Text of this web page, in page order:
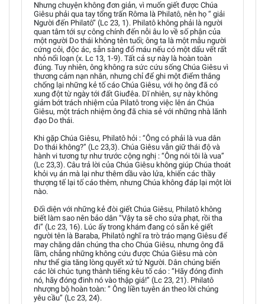
Nhưng chuyện không đơn giản, vì muốn giết được Chúa
Giêsu phải qua tay tổng trấn Rôma là Philatô, nên họ “ giải
Người đến Philatô” (Lc 23, 1). Philatô không phải là người
quan tâm tới sự công chính đến nỗi âu lo về số phận của
một người Do thái không tên tuổi; ông ta là một mẫu người
cứng cỏi, độc ác, sẵn sàng đổ máu nếu có một dấu vết rất
nhỏ nổi loạn (x. Lc 13, 1-9). Tất cả sự này là hoàn toàn
đúng. Tuy nhiên, ông không ra sức cứu sống Chúa Giêsu vì
thương cảm nạn nhân, nhưng chỉ để ghi một điểm thắng
chống lại những kẻ tố cáo Chúa Giêsu, với họ ông đã có
xung đột từ ngày tới đất Giuđêa. Dĩ nhiên, sự này không
giảm bớt trách nhiệm của Pilatô trong việc lên án Chúa
Giêsu, một trách nhiệm ông đã chia sẻ với những nhà lãnh
đạo Do thái.
Khi gặp Chúa Giêsu, Philatô hỏi : “Ông có phải là vua dân
Do thái không?” (Lc 23,3). Chúa Giêsu vẫn giữ thái độ và
hành vi tương tự như trước cộng nghị : “Ông nói tôi là vua”
(Lc 23,3). Câu trả lời của Chúa Giêsu không giúp Chúa thoát
khỏi vụ án mà lại như thêm dầu vào lửa, khiến các thầy
thượng tế lại tố cáo thêm, nhưng Chúa không đáp lại một lời
nào.
Đối diện với những kẻ đòi giết Chúa Giêsu, Philatô không
biết làm sao nên bảo dân “Vậy ta sẽ cho sửa phạt, rồi tha
đi” (Lc 23, 16). Lúc ấy trong khám đang có sẵn kẻ giết
người tên là Baraba, Philatô nghĩ ra trò tráo mạng Giêsu để
may chăng dân chúng tha cho Chúa Giêsu, nhưng ông đã
lầm, chẳng những không cứu được Chúa Giêsu mà còn
như thể gia tăng lòng quyết xử tử Người. Dân chúng biến
các lời chúc tụng thành tiếng kêu tố cáo : “Hãy đóng đinh
nó, hãy đóng đinh nó vào thập giá!” (Lc 23, 21). Philatô
nhượng bộ hoàn toàn: “ Ông liền tuyên án theo lời chúng
yêu cầu” (Lc 23, 24).